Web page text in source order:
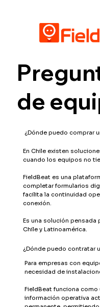
de
¿Dónde puedo comprar
En Chile existen
cuando los equipos no
FieldBeat es una
completar formularios
facilita la continuidad
conexión.
Es una solución pensada
Chile y Latinoamérica.
¿Dónde puedo contratar
Para empresas con
necesidad de
FieldBeat funciona como
información operativa